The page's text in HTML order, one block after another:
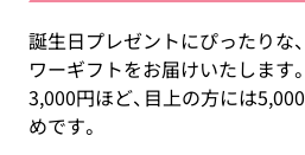
誕生日プレゼントにぴったりな
ワーギフトをお届けいたします
3,000円ほど、目上の方には
めです。